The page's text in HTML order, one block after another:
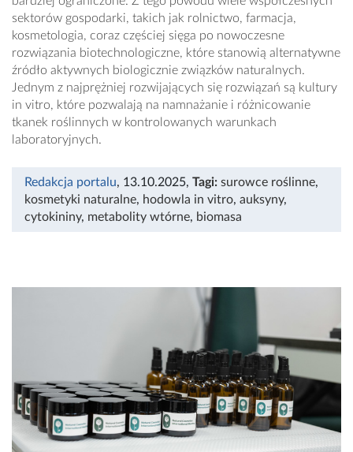
sektorów gospodarki, takich jak rolnictwo, farmacja,
kosmetologia, coraz częściej sięga po nowoczesne
rozwiązania biotechnologiczne, które stanowią alternatywne
źródło aktywnych biologicznie związków naturalnych.
Jednym z najprężniej rozwijających się rozwiązań są kultury
in vitro, które pozwalają na namnażanie i różnicowanie
tkanek roślinnych w kontrolowanych warunkach
laboratoryjnych.
Redakcja portalu, 13.10.2025, Tagi: surowce roślinne,
kosmetyki naturalne, hodowla in vitro, auksyny,
cytokininy, metabolity wtórne, biomasa